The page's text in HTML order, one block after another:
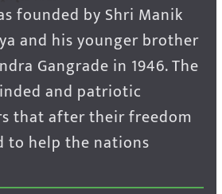
founded by Shri Manik
and his younger brother
Gangrade in 1946. The
and patriotic
that after their freedom
to help the nations